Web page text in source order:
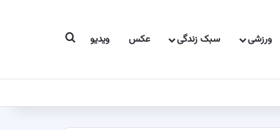
ورزشی سبک زندگی عکس ویدیو جستجو برای